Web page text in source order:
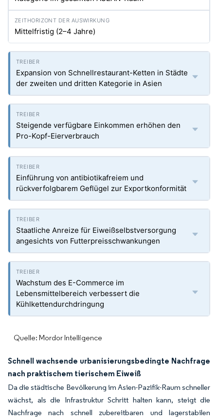
Mittelfristig (2–4 Jahre)
Expansion von Schnellrestaurant-Ketten in Städte
der zweiten und dritten Kategorie in Asien
Steigende verfügbare Einkommen erhöhen den
Pro-Kopf-Eierverbrauch
Einführung von antibiotikafreiem und
rückverfolgbarem Geflügel zur Exportkonformität
Staatliche Anreize für Eiweißselbstversorgung
angesichts von Futterpreisschwankungen
Wachstum des E-Commerce im
Lebensmittelbereich verbessert die
Kühlkettendurchdringung
Quelle: Mordor Intelligence
Schnell wachsende urbanisierungsbedingte Nachfrage
nach praktischem tierischem Eiweiß
Da die städtische Bevölkerung im Asien-Pazifik-Raum schneller
wächst, als die Infrastruktur Schritt halten kann, steigt die
Nachfrage nach schnell zubereitbaren und lagerstabilen